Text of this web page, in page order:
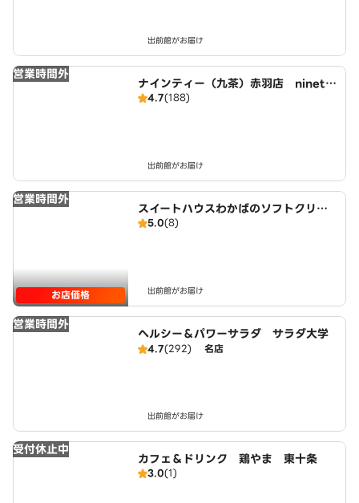
出前館がお届け
営業時間外
ナインティー（九茶）赤羽店 ninete
a akabane
4.7(188)
出前館がお届け
営業時間外
お店価格
スイートハウスわかばのソフトクリー
ム 田端店
5.0(8)
出前館がお届け
営業時間外
ヘルシー＆パワーサラダ サラダ大学
4.7(292) 名店
出前館がお届け
受付休止中
カフェ＆ドリンク 鶏やま 東十条
3.0(1)